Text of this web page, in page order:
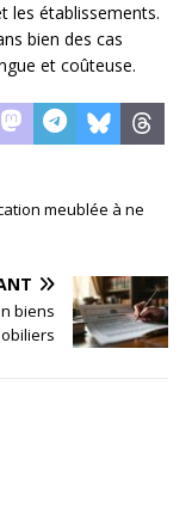
les établissements.
bien des cas
et coûteuse.
meublée à ne
biens